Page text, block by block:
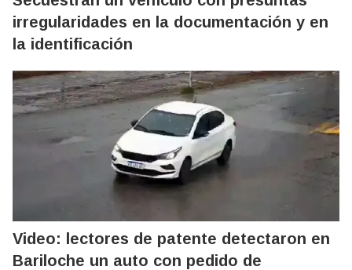
irregularidades en la documentación y en
la identificación
Video: lectores de patente detectaron en
Bariloche un auto con pedido de